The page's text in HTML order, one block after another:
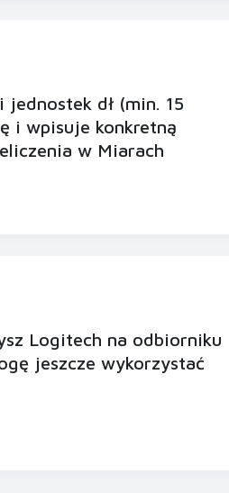
dł (min. 15
i wpisuje konkretną
w Miarach
Logitech na odbiorniku
jeszcze wykorzystać